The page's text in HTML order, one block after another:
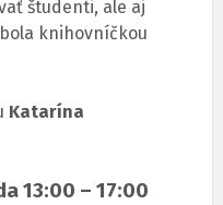
študenti, ale aj
bola knihovníčkou
Katarína
13:00 – 17:00